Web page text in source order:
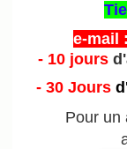
e-mail
- 10 jours
- 30 Jours
Pour un